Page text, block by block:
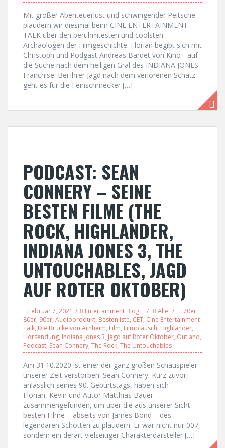
Mit großer Abenteuerlust und schwingender Peitsche
plaudern wir diesmal beim CINE ENTERTAINMENT
TALK über den berühmtesten und coolsten
Archäologen der Filmgeschichte. Florian begibt sich mit
Christoph und Podgast Andreas Bardet von Kino+ auf
die Suche nach dem heiligen Gral des INDIANA JONES
Franchise. Bei ihrer Jagd nach dem verlorenen Schatz
geht es für die Feinschmecker […]
PODCAST: SEAN
CONNERY – SEINE
BESTEN FILME (THE
ROCK, HIGHLANDER,
INDIANA JONES 3, THE
UNTOUCHABLES, JAGD
AUF ROTER OKTOBER)
Februar 7, 2021 Entertainment Blog Alle 70er,
80er, 90er, Audioprodukt, Bestenliste, CET, Cine Entertainment
Talk, Die Brücke von Arnheim, Film, Filmplausch, Highlander,
Hörsendung, Indiana Jones 3, Jagd auf Roter Oktober, Outland,
Podcast, Sean Connery, The Rock, The Untouchables
Am 31.10.2020 ist einer der ganz großen Schauspieler
unserer Zeit verstorben: Sean Connery. Kurz zuvor,
anlässlich seines 90. Geburtstags, haben sich
Florian, Kevin und Autor Matthias Bauer
zusammengefunden, um über die aus unserer Sicht
besten Filme – abseits von James Bond – des
legendären Schotten zu plaudern. Er war nicht nur 007,
sondern ein derart vielseitiger Charakterdarsteller […]